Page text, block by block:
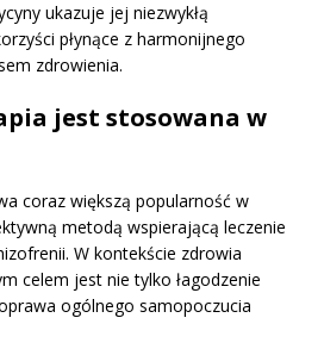
ukazuje jej niezwykłą
płynące z harmonijnego
zdrowienia.
jest stosowana w
coraz większą popularność w
metodą wspierającą leczenie
W kontekście zdrowia
celem jest nie tylko łagodzenie
ogólnego samopoczucia